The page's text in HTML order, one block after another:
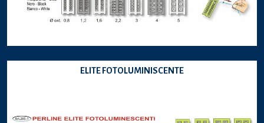
ELITE FOTOLUMINISCENTE